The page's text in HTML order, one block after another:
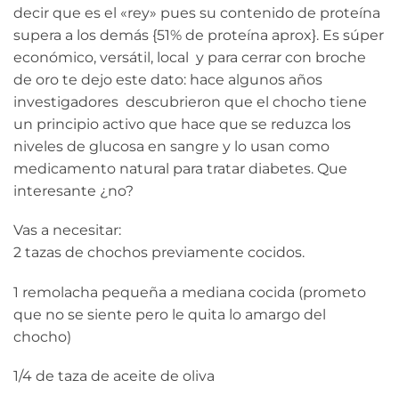
decir que es el «rey» pues su contenido de proteína
supera a los demás {51% de proteína aprox}. Es súper
económico, versátil, local y para cerrar con broche
de oro te dejo este dato: hace algunos años
investigadores descubrieron que el chocho tiene
un principio activo que hace que se reduzca los
niveles de glucosa en sangre y lo usan como
medicamento natural para tratar diabetes. Que
interesante ¿no?
Vas a necesitar:
2 tazas de chochos previamente cocidos.
1 remolacha pequeña a mediana cocida (prometo
que no se siente pero le quita lo amargo del
chocho)
1/4 de taza de aceite de oliva